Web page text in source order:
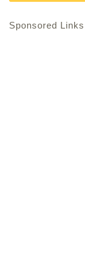
Sponsored Links